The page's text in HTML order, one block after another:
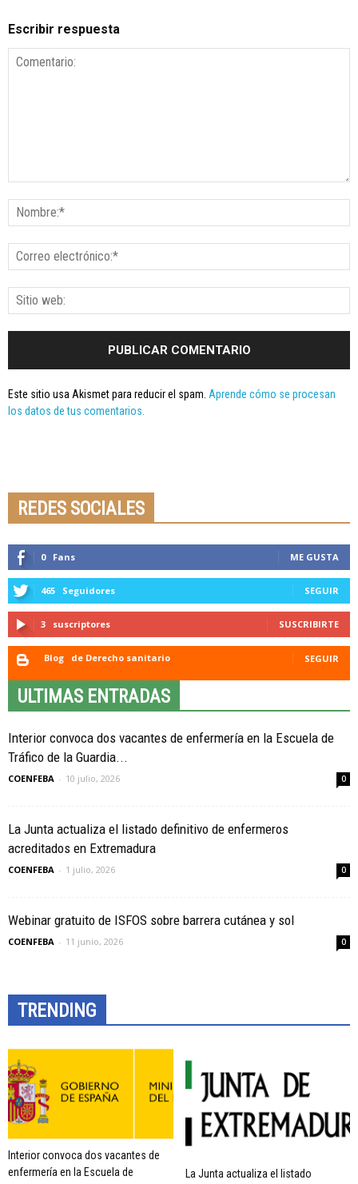
Escribir respuesta
Este sitio usa Akismet para reducir el spam. Aprende cómo se procesan
los datos de tus comentarios.
REDES SOCIALES
0 Fans ME GUSTA
465 Seguidores SEGUIR
3 suscriptores SUSCRIBIRTE
Blog de Derecho sanitario SEGUIR
ULTIMAS ENTRADAS
Interior convoca dos vacantes de enfermería en la Escuela de
Tráfico de la Guardia...
COENFEBA - 10 julio, 2026 0
La Junta actualiza el listado definitivo de enfermeros
acreditados en Extremadura
COENFEBA - 1 julio, 2026 0
Webinar gratuito de ISFOS sobre barrera cutánea y sol
COENFEBA - 11 junio, 2026 0
TRENDING
Interior convoca dos vacantes de
enfermería en la Escuela de
La Junta actualiza el listado